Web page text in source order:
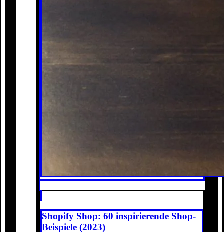
Shopify Shop: 60 inspirierende Shop-
Beispiele (2023)